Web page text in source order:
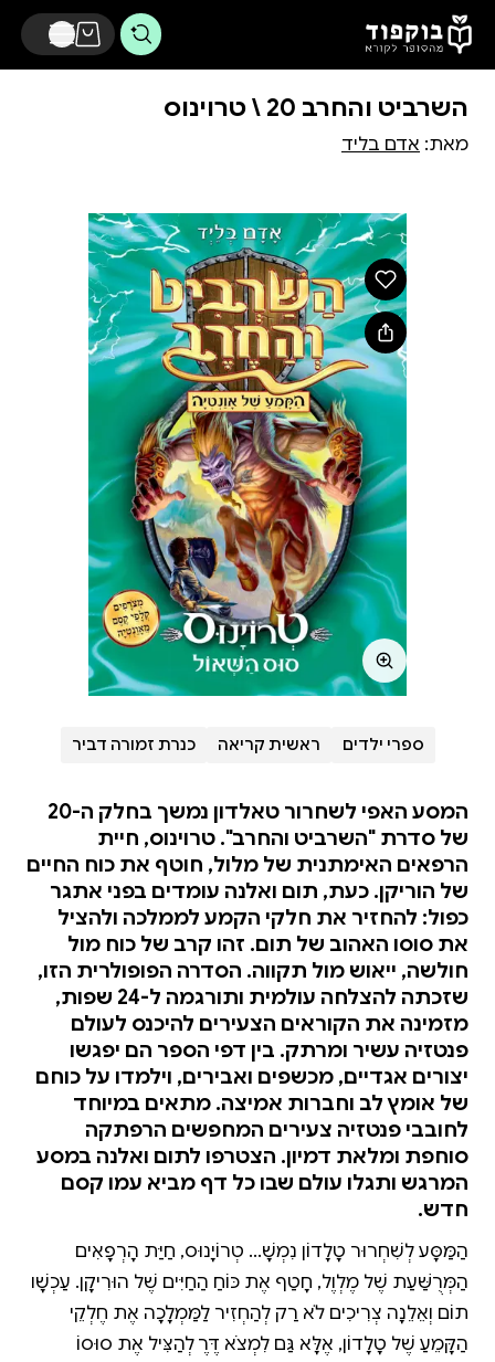
דלג לתוכן הראשי
השרביט והחרב 20 \ טרוינוס
מאת: אדם בליד
ספרי ילדים ראשית קריאה כנרת זמורה דביר
המסע האפי לשחרור טאלדון נמשך בחלק ה-20
של סדרת "השרביט והחרב". טרוינוס, חיית
הרפאים האימתנית של מלול, חוטף את כוח החיים
של הוריקן. כעת, תום ואלנה עומדים בפני אתגר
כפול: להחזיר את חלקי הקמע לממלכה ולהציל
את סוסו האהוב של תום. זהו קרב של כוח מול
חולשה, ייאוש מול תקווה. הסדרה הפופולרית הזו,
שזכתה להצלחה עולמית ותורגמה ל-24 שפות,
מזמינה את הקוראים הצעירים להיכנס לעולם
פנטזיה עשיר ומרתק. בין דפי הספר הם יפגשו
יצורים אגדיים, מכשפים ואבירים, וילמדו על כוחם
של אומץ לב וחברות אמיצה. מתאים במיוחד
לחובבי פנטזיה צעירים המחפשים הרפתקה
סוחפת ומלאת דמיון. הצטרפו לתום ואלנה במסע
המרגש ותגלו עולם שבו כל דף מביא עמו קסם
חדש.
הַמַּסָּע לְשִׁחְרוּר טָלָדוֹן נִמְשָׁךְ... טְרוֹיָנוּס, חַיַּת הָרְפָאִים
הַמְּרֻשַּׁעַת שֶׁל מֶלְוֶל, חָטַף אֶת כּוֹחַ הַחַיִּים שֶׁל הוּרִיקָן. עַכְשָׁו
תוֹם וְאֵלֵנָה צְרִיכִים לֹא רַק לְהַחְזִיר לַמַּמְלָכָה אֶת חֶלְקֵי
הַקָּמֵעַ שֶׁל טָלָדוֹן, אֶלָּא גַּם לִמְצֹא דֶּרֶךְ לְהַצִּיל אֶת סוּסוֹ